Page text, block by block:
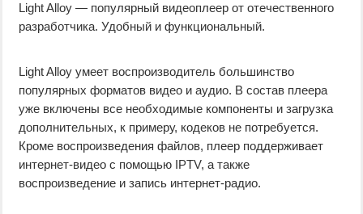
Light Alloy — популярный видеоплеер от отечественного
разработчика. Удобный и функциональный.
Light Alloy умеет воспроизводитель большинство
популярных форматов видео и аудио. В состав плеера
уже включены все необходимые компоненты и загрузка
дополнительных, к примеру, кодеков не потребуется.
Кроме воспроизведения файлов, плеер поддерживает
интернет-видео с помощью IPTV, а также
воспроизведение и запись интернет-радио.